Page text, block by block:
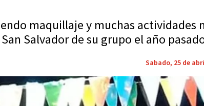
maquillaje y muchas actividades
Salvador de su grupo el año
Sabado, 25 de